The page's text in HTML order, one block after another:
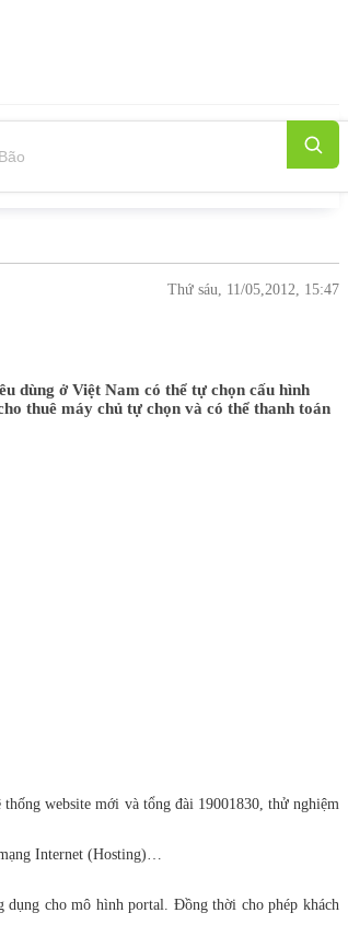
Thứ sáu, 11/05,2012, 15:47
dùng ở Việt Nam có thể tự chọn cấu hình
thuê máy chủ tự chọn và có thể thanh toán
website mới và tổng đài 19001830, thử nghiệm
Internet (Hosting)…
dụng cho mô hình portal. Đồng thời cho phép khách